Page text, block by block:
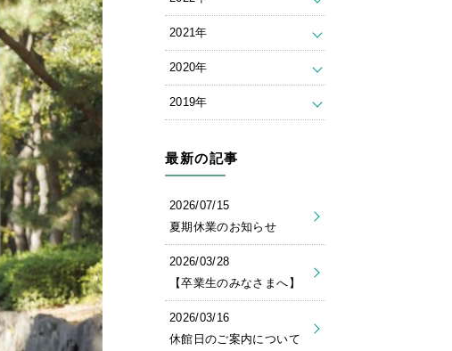
2021年
2020年
2019年
最新の記事
2026/07/15
夏期休業のお知らせ
2026/03/28
【卒業生のみなさまへ】
2026/03/16
休館日のご案内について